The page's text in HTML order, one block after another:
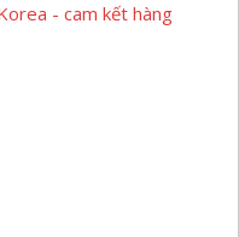
- cam kết hàng